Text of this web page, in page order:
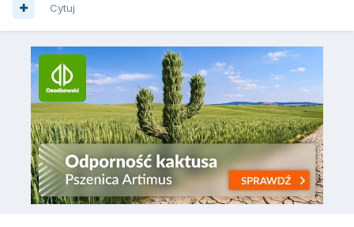
Cytuj